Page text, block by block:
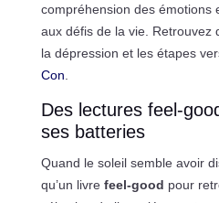
compréhension des émotions
aux défis de la vie. Retrouvez
la dépression et les étapes
Con
Des lectures feel-
ses batteries
Quand le soleil semble avoir
qu’un livre feel-good pour